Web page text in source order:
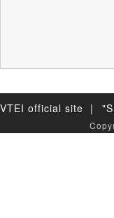
VTEI official site |